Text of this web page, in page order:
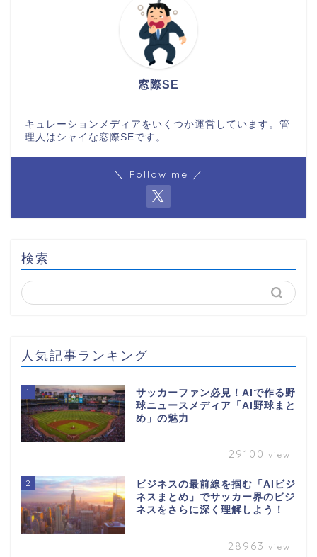
窓際SE
キュレーションメディアをいくつか運営しています。管
理人はシャイな窓際SEです。
＼ Follow me ／
検索
人気記事ランキング
1
サッカーファン必見！AIで作る野
球ニュースメディア「AI野球まと
め」の魅力
29100 view
2
ビジネスの最前線を掴む「AIビジ
ネスまとめ」でサッカー界のビジ
ネスをさらに深く理解しよう！
28963 view